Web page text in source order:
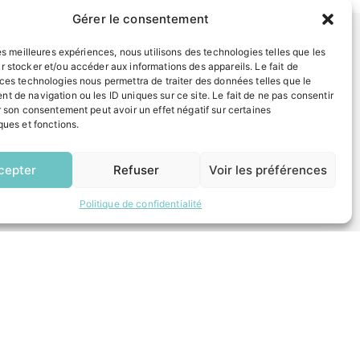
Gérer le consentement
meilleures expériences, nous utilisons des technologies telles que les
stocker et/ou accéder aux informations des appareils. Le fait de
technologies nous permettra de traiter des données telles que le
de navigation ou les ID uniques sur ce site. Le fait de ne pas consentir
son consentement peut avoir un effet négatif sur certaines
et fonctions.
Refuser Voir les préférences
Politique de confidentialité
INFORMATIONS LÉGALES
Mentions légales
Politique de confidentialité
Plan du site
ESPACE MUNICIPALITÉ